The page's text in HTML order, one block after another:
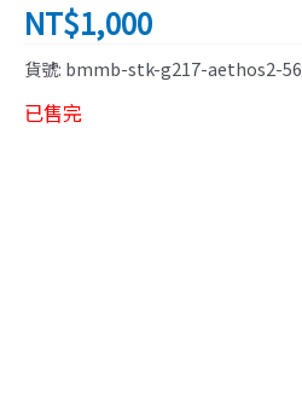
NT$1,000
貨號: bmmb-stk-g217-aethos2-56
已售完